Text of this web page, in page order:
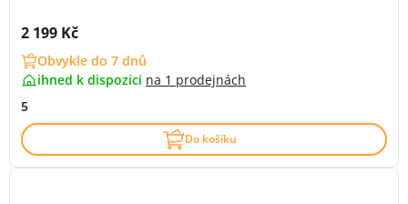
Cena s DPH:
2 199 Kč
Obvykle do 7 dnů
ihned k dispozici na 1 prodejnách
5
Do košíku